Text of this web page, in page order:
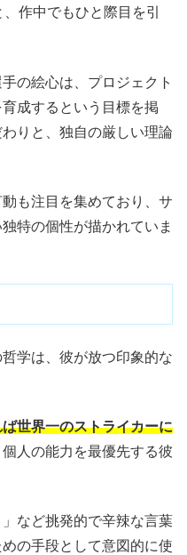
作中でもひと際目を引
の絵心は、プロジェクト
育成するという目標を掲
りと、独自の厳しい理論
も注目を集めており、サ
特の個性が描かれていま
学は、彼が放つ印象的な
世界一のストライカーに
個人の能力を最優先する彼
など挑発的で辛辣な言葉
の手段として意図的に使